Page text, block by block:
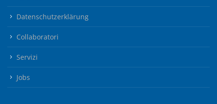
Datenschutzerklärung
Collaboratori
Servizi
Jobs